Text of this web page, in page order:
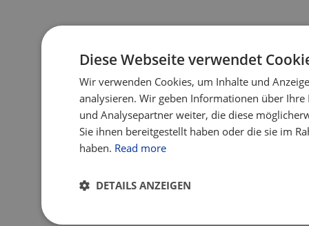
Diese Webseite verwendet
Wir verwenden Cookies, um Inhalte und
analysieren. Wir geben Informationen über
und Analysepartner weiter, die diese
Sie ihnen bereitgestellt haben oder die sie im
haben. Read more
DETAILS ANZEIGEN